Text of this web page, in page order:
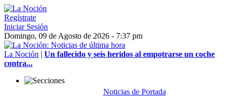
Regístrate
Iniciar Sesión
Domingo, 09 de Agosto de 2026 - 7:37 pm
La Noción | Un fallecido y seis heridos al empotrarse un coche
contra...
Noticias de Portada